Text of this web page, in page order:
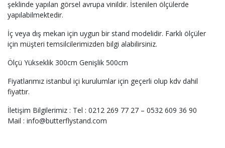
şeklinde yapılan görsel avrupa vinildir. İstenilen ölçülerde
yapılabilmektedir.
İç veya dış mekan için uygun bir stand modelidir. Farklı ölçüler
için müşteri temsilcilerimizden bilgi alabilirsiniz.
Ölçü Yükseklik 300cm Genişlik 500cm
Fiyatlarımız istanbul içi kurulumlar için geçerli olup kdv dahil
fiyattır.
İletişim Bilgilerimiz : Tel : 0212 269 77 27 – 0532 609 36 90
Mail : info@butterflystand.com